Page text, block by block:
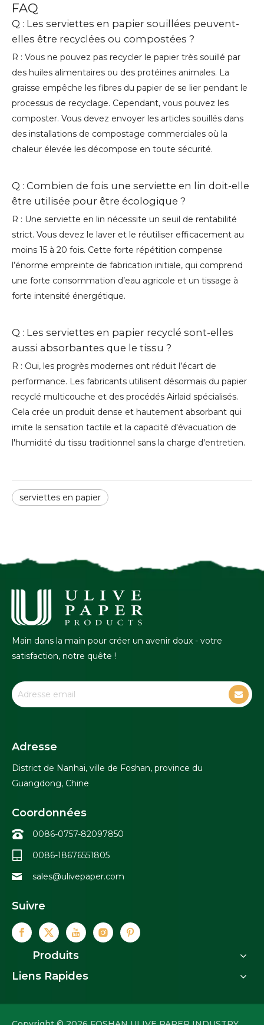
FAQ
Q : Les serviettes en papier souillées peuvent-
elles être recyclées ou compostées ?
R : Vous ne pouvez pas recycler le papier très souillé par
des huiles alimentaires ou des protéines animales. La
graisse empêche les fibres du papier de se lier pendant le
processus de recyclage. Cependant, vous pouvez les
composter. Vous devez envoyer les articles souillés dans
des installations de compostage commerciales où la
chaleur élevée les décompose en toute sécurité.
Q : Combien de fois une serviette en lin doit-elle
être utilisée pour être écologique ?
R : Une serviette en lin nécessite un seuil de rentabilité
strict. Vous devez le laver et le réutiliser efficacement au
moins 15 à 20 fois. Cette forte répétition compense
l’énorme empreinte de fabrication initiale, qui comprend
une forte consommation d’eau agricole et un tissage à
forte intensité énergétique.
Q : Les serviettes en papier recyclé sont-elles
aussi absorbantes que le tissu ?
R : Oui, les progrès modernes ont réduit l’écart de
performance. Les fabricants utilisent désormais du papier
recyclé multicouche et des procédés Airlaid spécialisés.
Cela crée un produit dense et hautement absorbant qui
imite la sensation tactile et la capacité d'évacuation de
l'humidité du tissu traditionnel sans la charge d'entretien.
serviettes en papier
Main dans la main pour créer un avenir doux - votre
satisfaction, notre quête !
Adresse
District de Nanhai, ville de Foshan, province du
Guangdong, Chine
Coordonnées
0086-0757-82097850
0086-18676551805
sales@ulivepaper.com
Suivre
Produits
Liens Rapides